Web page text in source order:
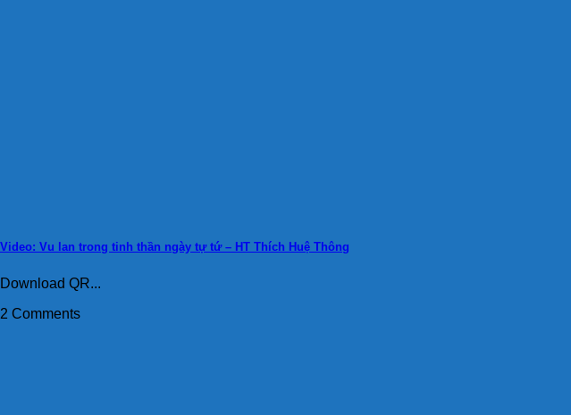
Video: Vu lan trong tinh thần ngày tự tứ – HT Thích Huệ Thông
Download QR...
2 Comments